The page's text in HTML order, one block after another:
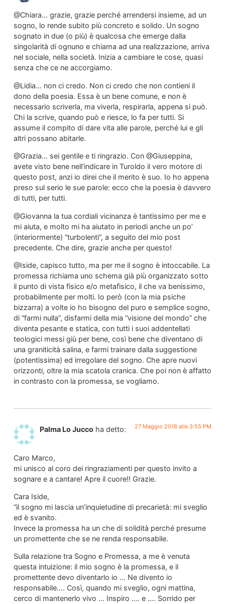
@Chiara… grazie, grazie perché arrendersi insieme, ad un
sogno, lo rende subito più concreto e solido. Un sogno
sognato in due (o più) è qualcosa che emerge dalla
singolarità di ognuno e chiama ad una realizzazione, arriva
nel sociale, nella società. Inizia a cambiare le cose, quasi
senza che ce ne accorgiamo.
@Lidia… non ci credo. Non ci credo che non contieni il
dono della poesia. Essa è un bene comune, e non è
necessario scriverla, ma viverla, respirarla, appena si può.
Chi la scrive, quando può e riesce, lo fa per tutti. Si
assume il compito di dare vita alle parole, perché lui e gli
altri possano abitarle.
@Grazia… sei gentile e ti ringrazio. Con @Giuseppina,
avete visto bene nell’indicare in Turoldo il vero motore di
questo post, anzi io direi che il merito è suo. Io ho appena
preso sul serio le sue parole: ecco che la poesia è davvero
di tutti, per tutti.
@Giovanna la tua cordiali vicinanza è tantissimo per me e
mi aiuta, e molto mi ha aiutato in periodi anche un po’
(interiormente) “turbolenti”, a seguito del mio post
precedente. Che dire, grazie anche per questo!
@Iside, capisco tutto, ma per me il sogno è intoccabile. La
promessa richiama uno schema già più organizzato sotto
il punto di vista fisico e/o metafisico, il che va benissimo,
probabilmente per molti. Io però (con la mia psiche
bizzarra) a volte io ho bisogno del puro e semplice sogno,
di “farmi nulla”, disfarmi della mia “visione del mondo” che
diventa pesante e statica, con tutti i suoi addentellati
teologici messi giù per bene, così bene che diventano di
una graniticità salina, e farmi trainare dalla suggestione
(potentissima) ed irregolare del sogno. Che apre nuovi
orizzonti, oltre la mia scatola cranica. Che poi non è affatto
in contrasto con la promessa, se vogliamo.
Palma Lo Jucco ha detto: 27 Maggio 2018 alle 3:55 PM
Caro Marco,
mi unisco al coro dei ringraziamenti per questo invito a
sognare e a cantare! Apre il cuore!! Grazie.
Cara Iside,
“il sogno mi lascia un’inquietudine di precarietà: mi sveglio
ed è svanito.
Invece la promessa ha un che di solidità perché presume
un promettente che se ne renda responsabile.
Sulla relazione tra Sogno e Promessa, a me è venuta
questa intuizione: il mio sogno è la promessa, e il
promettente devo diventarlo io … Ne divento io
responsabile…. Così, quando mi sveglio, ogni mattina,
cerco di mantenerlo vivo … Inspiro …. e …. Sorrido per